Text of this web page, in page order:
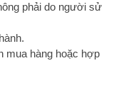
phải do người sử
mua hàng hoặc hợp